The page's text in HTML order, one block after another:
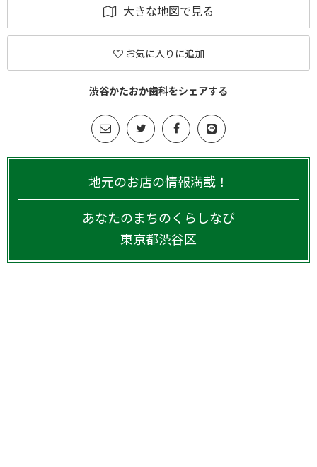
大きな地図で見る
お気に入りに追加
渋谷かたおか歯科をシェアする
地元のお店の情報満載！
あなたのまちのくらしなび
東京都渋谷区